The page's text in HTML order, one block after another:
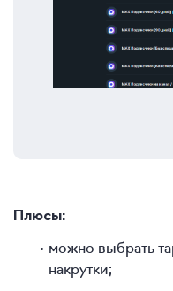
Плюсы:
можно выбрать
накрутки;